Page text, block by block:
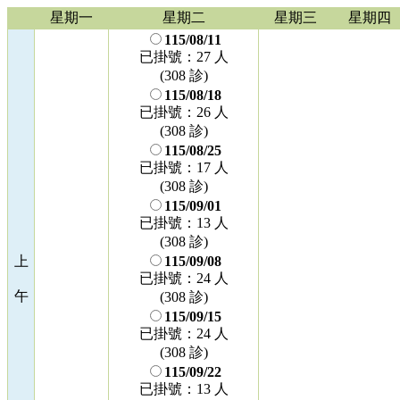
星期一 星期二 星期三 星期四
上
午
115/08/11
已掛號：27 人
(308 診)
115/08/18
已掛號：26 人
(308 診)
115/08/25
已掛號：17 人
(308 診)
115/09/01
已掛號：13 人
(308 診)
115/09/08
已掛號：24 人
(308 診)
115/09/15
已掛號：24 人
(308 診)
115/09/22
已掛號：13 人